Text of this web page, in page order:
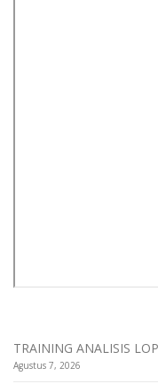
TRAINING ANALISIS
Agustus 7, 2026